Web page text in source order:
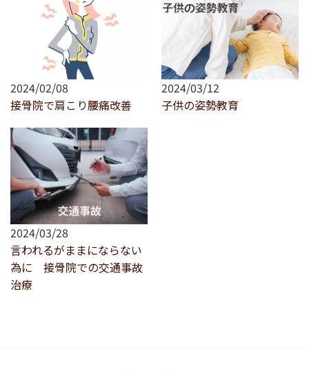
2024/02/08
接骨院で肩こり腰痛改善
2024/03/12
子供の姿勢教育
2024/03/28
言われるがままにならない
為に 接骨院での交通事故
治療